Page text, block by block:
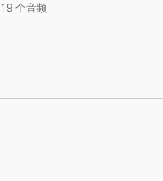
19 个音频